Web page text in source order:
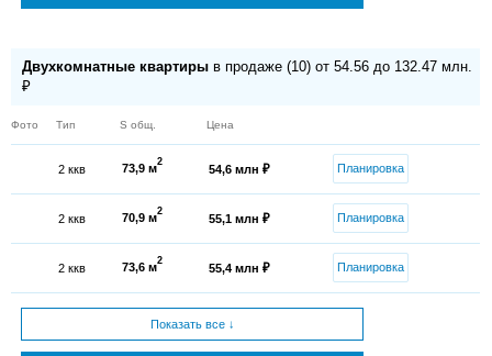
Двухкомнатные квартиры в продаже (10) от 54.56 до 132.47 млн.
₽
Фото Тип S общ. Цена
2 ккв 73,9 м2
54,6 млн ₽ Планировка
2 ккв 70,9 м2
55,1 млн ₽ Планировка
2 ккв 73,6 м2
55,4 млн ₽ Планировка
Показать все ↓